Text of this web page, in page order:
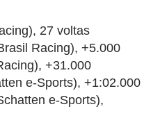
27 voltas
Racing), +5.000
+31.000
e-Sports), +1:02.000
e-Sports),